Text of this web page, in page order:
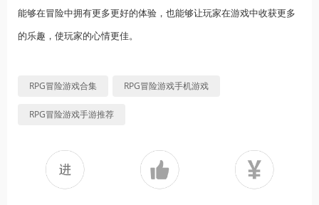
能够在冒险中拥有更多更好的体验，也能够让玩家在游戏中收获更多
的乐趣，使玩家的心情更佳。
RPG冒险游戏合集 RPG冒险游戏手机游戏
RPG冒险游戏手游推荐